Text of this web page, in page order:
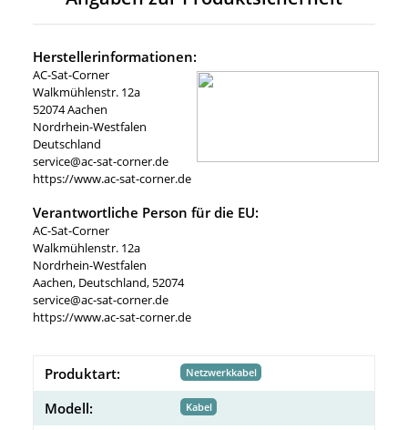
Herstellerinformationen:
AC-Sat-Corner
Walkmühlenstr. 12a
52074 Aachen
Nordrhein-Westfalen
Deutschland
service@ac-sat-corner.de
https://www.ac-sat-corner.de
Verantwortliche Person für die EU:
AC-Sat-Corner
Walkmühlenstr. 12a
Nordrhein-Westfalen
Aachen, Deutschland, 52074
service@ac-sat-corner.de
https://www.ac-sat-corner.de
Produktart: Netzwerkkabel
Modell: Kabel